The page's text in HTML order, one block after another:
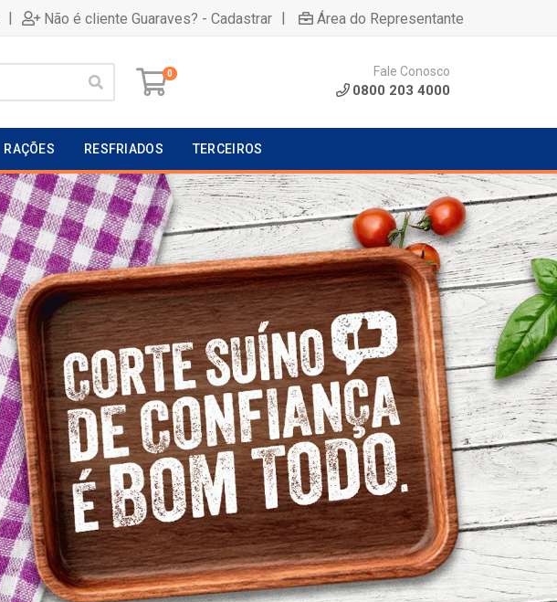
| Não é cliente Guaraves? - Cadastrar | Área do Representante
0 Fale Conosco
0800 203 4000
RAÇÕES RESFRIADOS TERCEIROS